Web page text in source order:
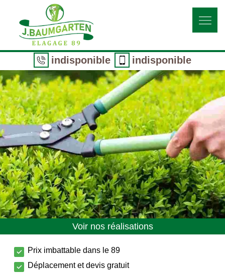
indisponible indisponible
Voir nos réalisations
Prix imbattable dans le 89
Déplacement et devis gratuit